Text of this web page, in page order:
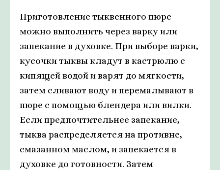
Приготовление тыквенного пюре
можно выполнить через варку или
запекание в духовке. При выборе варки,
кусочки тыквы кладут в кастрюлю с
кипящей водой и варят до мягкости,
затем сливают воду и перемалывают в
пюре с помощью блендера или вилки.
Если предпочтительнее запекание,
тыква распределяется на противне,
смазанном маслом, и запекается в
духовке до готовности. Затем